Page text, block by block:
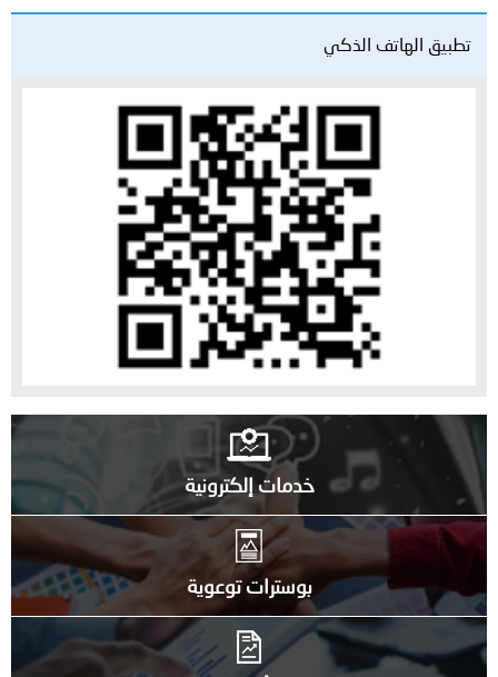
تطبيق الهاتف الذكي
خدمات إلكترونية
بوسترات توعوية